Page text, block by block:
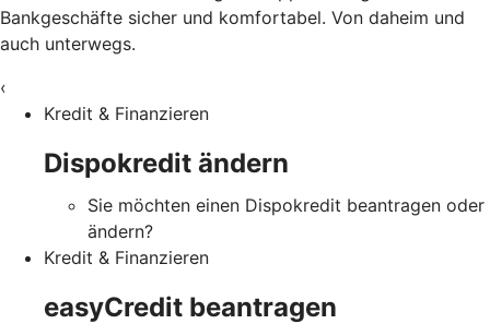
Bankgeschäfte sicher und komfortabel. Von daheim und
auch unterwegs.
‹
Kredit & Finanzieren
Dispokredit ändern
Sie möchten einen Dispokredit beantragen oder
ändern?
Kredit & Finanzieren
easyCredit beantragen